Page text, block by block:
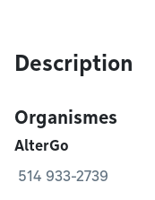
Description
Organismes
AlterGo
514 933-2739